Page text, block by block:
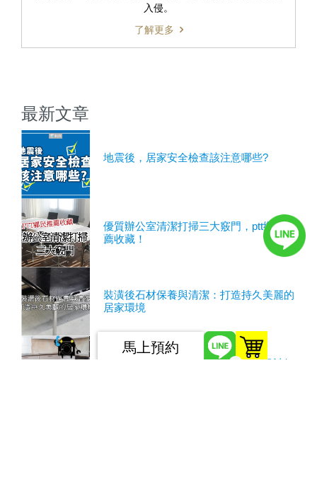
入侵。
了解更多
最新文章
地震後，居家安全檢查該注意哪些?
優質辦公室清潔打掃三大竅門，ptt鄉民推
薦收藏！
裝潢後石材保養與清潔：打造持久美麗的
居家環境
裝潢後石材保養與清潔｜專業室內設計師
馬上預約